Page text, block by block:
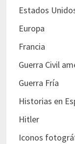
Estados
Europa
Francia
Guerra Civil
Guerra Fría
Historias en
Hitler
Iconos